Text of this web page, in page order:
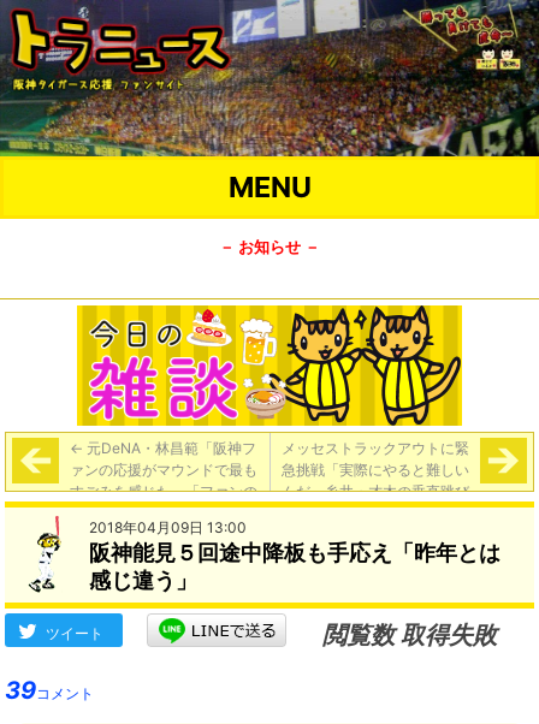
MENU
－ お知らせ －
← 元DeNA・林昌範「阪神フ
ァンの応援がマウンドで最も
すごみを感じた」「ファンの
応援はそれほどの影響力があ
る」【週ベ】
メッセストラックアウトに緊
急挑戦「実際にやると難しい
んだ」糸井・才木の垂直跳び
記録に挑戦するフォトスポッ
2018年04月09日 13:00
阪神能見５回途中降板も手応え「昨年とは
感じ違う」
ツイート
閲覧数 取得失敗
39コメント